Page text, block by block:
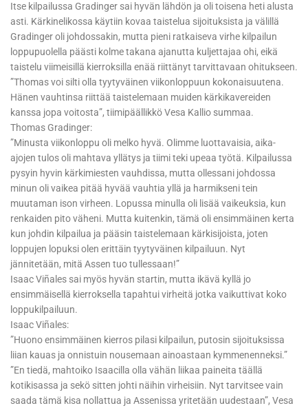
Itse kilpailussa Gradinger sai hyvän lähdön ja oli toisena heti alusta
asti. Kärkinelikossa käytiin kovaa taistelua sijoituksista ja välillä
Gradinger oli johdossakin, mutta pieni ratkaiseva virhe kilpailun
loppupuolella päästi kolme takana ajanutta kuljettajaa ohi, eikä
taistelu viimeisillä kierroksilla enää riittänyt tarvittavaan ohitukseen.
”Thomas voi silti olla tyytyväinen viikonloppuun kokonaisuutena.
Hänen vauhtinsa riittää taistelemaan muiden kärkikavereiden
kanssa jopa voitosta”, tiimipäällikkö Vesa Kallio summaa.
Thomas Gradinger:
”Minusta viikonloppu oli melko hyvä. Olimme luottavaisia, aika-
ajojen tulos oli mahtava yllätys ja tiimi teki upeaa työtä. Kilpailussa
pysyin hyvin kärkimiesten vauhdissa, mutta ollessani johdossa
minun oli vaikea pitää hyvää vauhtia yllä ja harmikseni tein
muutaman ison virheen. Lopussa minulla oli lisää vaikeuksia, kun
renkaiden pito väheni. Mutta kuitenkin, tämä oli ensimmäinen kerta
kun johdin kilpailua ja pääsin taistelemaan kärkisijoista, joten
loppujen lopuksi olen erittäin tyytyväinen kilpailuun. Nyt
jännitetään, mitä Assen tuo tullessaan!”
Isaac Viñales sai myös hyvän startin, mutta ikävä kyllä jo
ensimmäisellä kierroksella tapahtui virheitä jotka vaikuttivat koko
loppukilpailuun.
Isaac Viñales:
”Huono ensimmäinen kierros pilasi kilpailun, putosin sijoituksissa
liian kauas ja onnistuin nousemaan ainoastaan kymmenenneksi.”
”En tiedä, mahtoiko Isaacilla olla vähän liikaa paineita täällä
kotikisassa ja sekö sitten johti näihin virheisiin. Nyt tarvitsee vain
saada tämä kisa nollattua ja Assenissa yritetään uudestaan”, Vesa